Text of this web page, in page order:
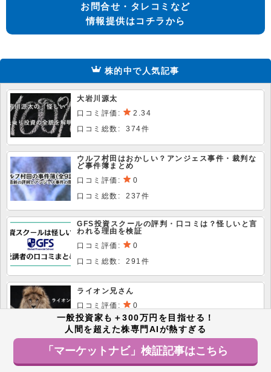
お問合せ・タレコミなど
情報提供はコチラから
株的中で人気記事
大岩川源太
口コミ評価:
2.34
口コミ総数: 374件
ウルフ村田はおかしい？アンジェス事件・裁判な
ど事件簿まとめ
口コミ評価:
0
口コミ総数: 237件
GFS投資スクールの評判・口コミは？怪しいと言
われる理由を検証
口コミ評価:
0
口コミ総数: 291件
ライオン兄さん
口コミ評価:
0
口コミ総数: 114件
一般投資家も＋300万円を目指せる！
人間を超えた株専門AIが熱すぎる
「マーケットナビ」検証記事はこちら